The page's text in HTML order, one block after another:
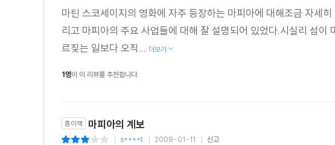
마틴 스코세이지의 영화에 자주 등장하는 마피아에 대해조금 자세
리고 마피아의 주요 사업들에 대해 잘 설명되어 있었다.시실리 섬
르짖는 일보다 오직... 더보기
1명이 이 리뷰를 추천합니다.
종이책 마피아의 계보
s****t 2009-01-11 신고